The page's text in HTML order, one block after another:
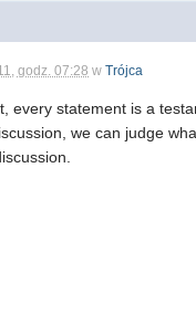
godz. 07:28 wTrójca
every statement is a
we can judge